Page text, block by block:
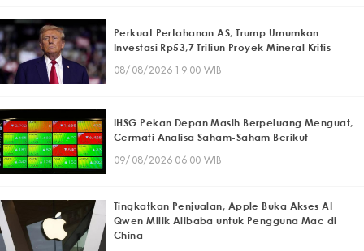
Perkuat Pertahanan AS, Trump Umumkan
Investasi Rp53,7 Triliun Proyek Mineral Kritis
08/08/2026 19:00 WIB
IHSG Pekan Depan Masih Berpeluang Menguat,
Cermati Analisa Saham-Saham Berikut
09/08/2026 06:00 WIB
Tingkatkan Penjualan, Apple Buka Akses AI
Qwen Milik Alibaba untuk Pengguna Mac di
China